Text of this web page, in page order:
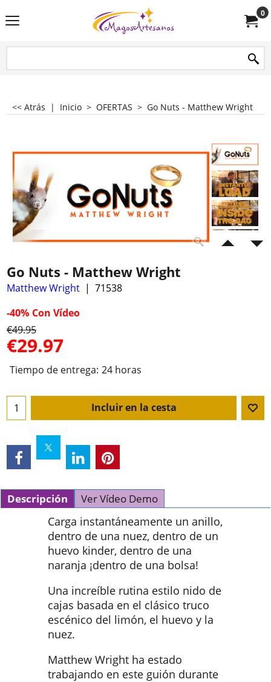
0
<< Atrás | Inicio > OFERTAS > Go Nuts - Matthew Wright
Go Nuts - Matthew Wright
Matthew Wright
71538
-40% Con Vídeo
€49.95
€29.97
Tiempo de entrega: 24 horas
Incluir en la cesta
Descripción Ver Vídeo Demo
Carga instantáneamente un anillo,
dentro de una nuez, dentro de un
huevo kinder, dentro de una
naranja ¡dentro de una bolsa!
Una increíble rutina estilo nido de
cajas basada en el clásico truco
escénico del limón, el huevo y la
nuez.
Matthew Wright ha estado
trabajando en este guión durante